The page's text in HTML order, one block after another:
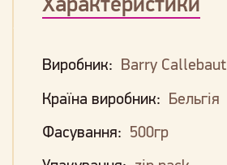
Виробник: Barry Callebaut
Країна виробник: Бельгія
Фасування: 500гр